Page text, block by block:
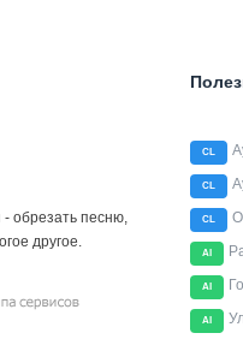
обрезать песню,
другое.
CL
CL
CL
AI
AI
AI